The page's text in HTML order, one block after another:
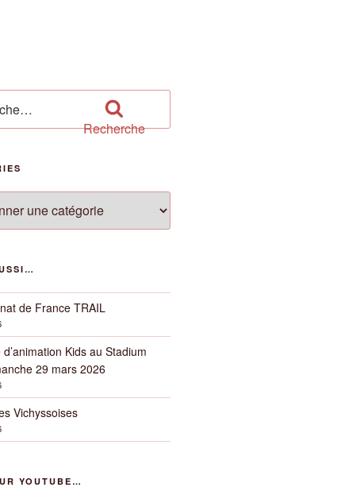
Recherche
de France TRAIL
Kids au Stadium
29 mars 2026
Vichyssoises
YOUTUBE…